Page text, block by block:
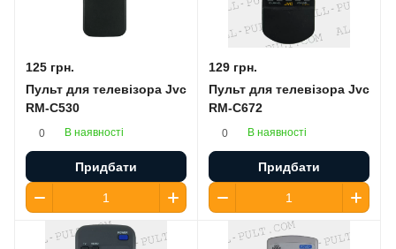
125 грн.
Пульт для телевізора Jvc
RM-C530
0 В наявності
Придбати
129 грн.
Пульт для телевізора Jvc
RM-C672
0 В наявності
Придбати